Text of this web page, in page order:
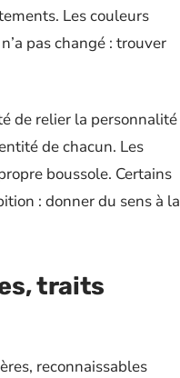
Les couleurs
pas changé : trouver
de relier la personnalité
de chacun. Les
boussole. Certains
: donner du sens à la
traits
reconnaissables